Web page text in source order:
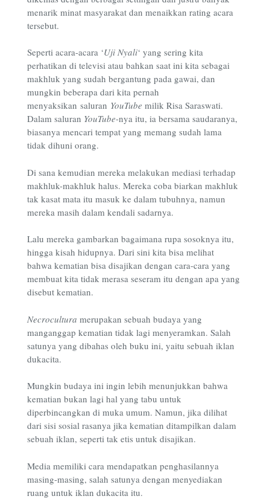
menarik minat masyarakat dan menaikkan rating acara
tersebut.
Seperti acara-acara ‘Uji Nyali‘ yang sering kita
perhatikan di televisi atau bahkan saat ini kita sebagai
makhluk yang sudah bergantung pada gawai, dan
mungkin beberapa dari kita pernah
menyaksikan saluran YouTube milik Risa Saraswati.
Dalam saluran YouTube-nya itu, ia bersama saudaranya,
biasanya mencari tempat yang memang sudah lama
tidak dihuni orang.
Di sana kemudian mereka melakukan mediasi terhadap
makhluk-makhluk halus. Mereka coba biarkan makhluk
tak kasat mata itu masuk ke dalam tubuhnya, namun
mereka masih dalam kendali sadarnya.
Lalu mereka gambarkan bagaimana rupa sosoknya itu,
hingga kisah hidupnya. Dari sini kita bisa melihat
bahwa kematian bisa disajikan dengan cara-cara yang
membuat kita tidak merasa seseram itu dengan apa yang
disebut kematian.
Necrocultura merupakan sebuah budaya yang
manganggap kematian tidak lagi menyeramkan. Salah
satunya yang dibahas oleh buku ini, yaitu sebuah iklan
dukacita.
Mungkin budaya ini ingin lebih menunjukkan bahwa
kematian bukan lagi hal yang tabu untuk
diperbincangkan di muka umum. Namun, jika dilihat
dari sisi sosial rasanya jika kematian ditampilkan dalam
sebuah iklan, seperti tak etis untuk disajikan.
Media memiliki cara mendapatkan penghasilannya
masing-masing, salah satunya dengan menyediakan
ruang untuk iklan dukacita itu.